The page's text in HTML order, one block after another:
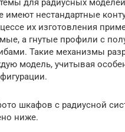
для радиусных
имеют нестандартные
их изготовления
а гнутые профили с
Такие механизмы
модель, учитывая
шкафов с радиусной
ниже.